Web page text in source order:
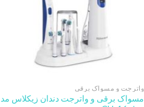
واترجت و مسواک برقی
مسواک برقی و واترجت دندان زیکلاس مد